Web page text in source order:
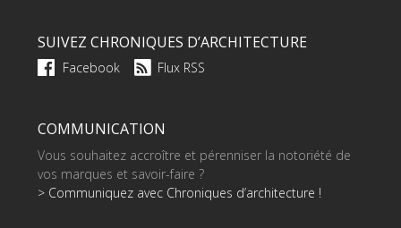
SUIVEZ CHRONIQUES D’ARCHITECTURE
Facebook Flux RSS
COMMUNICATION
Vous souhaitez accroître et pérenniser la notoriété de
vos marques et savoir-faire ?
> Communiquez avec Chroniques d’architecture !